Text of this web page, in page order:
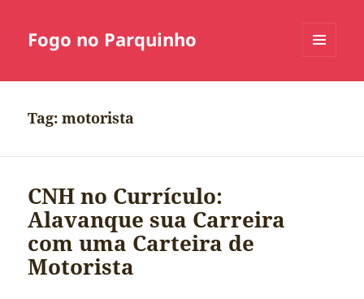
Fogo no Parquinho
Tag:motorista
CNH no Currículo:
Alavanque sua Carreira
com uma Carteira de
Motorista